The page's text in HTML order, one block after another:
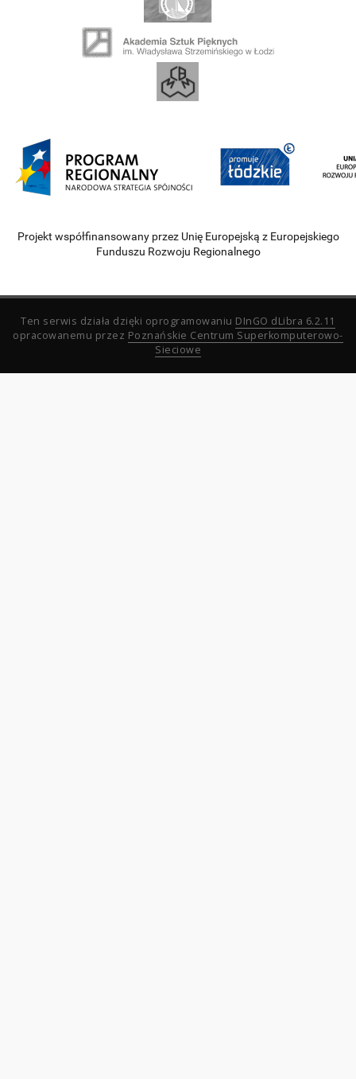
Projekt współfinansowany przez Unię Europejską z Europejskiego
Funduszu Rozwoju Regionalnego
Ten serwis działa dzięki oprogramowaniu DInGO dLibra 6.2.11
opracowanemu przez Poznańskie Centrum Superkomputerowo-
Sieciowe